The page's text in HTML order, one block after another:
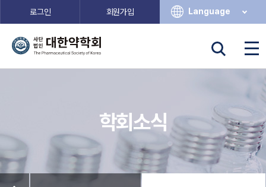
로그인 회원가입 Language
학회소식